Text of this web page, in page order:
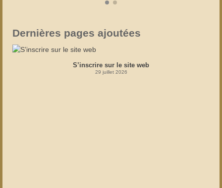
Dernières pages ajoutées
S’inscrire sur le site web
29 juillet 2026